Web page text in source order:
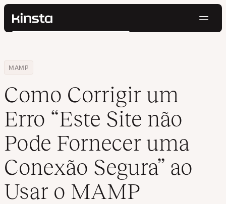
Kinsta®
Contato
Pesquisar
Home
Centro de Recursos
Blog
MAMP
Como Corrigir um Erro “Este Site não Pode Fornecer uma
Como Corrigir um
Erro “Este Site não
Pode Fornecer uma
Conexão Segura” ao
Usar o MAMP